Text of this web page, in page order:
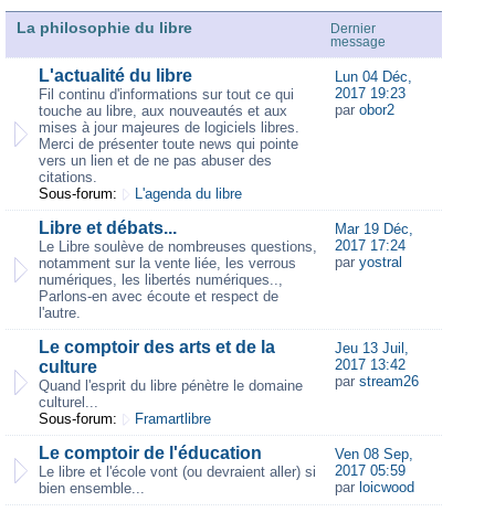
La philosophie du libre
Dernier
message
L'actualité du libre
Fil continu d'informations sur tout ce qui
touche au libre, aux nouveautés et aux
mises à jour majeures de logiciels libres.
Merci de présenter toute news qui pointe
vers un lien et de ne pas abuser des
citations.
Sous-forum:
L'agenda du libre
Lun 04 Déc,
2017 19:23
par obor2
Libre et débats...
Le Libre soulève de nombreuses questions,
notamment sur la vente liée, les verrous
numériques, les libertés numériques..,
Parlons-en avec écoute et respect de
l'autre.
Mar 19 Déc,
2017 17:24
par yostral
Le comptoir des arts et de la
culture
Quand l'esprit du libre pénètre le domaine
culturel...
Sous-forum:
Framartlibre
Jeu 13 Juil,
2017 13:42
par stream26
Le comptoir de l'éducation
Le libre et l'école vont (ou devraient aller) si
bien ensemble...
Ven 08 Sep,
2017 05:59
par loicwood